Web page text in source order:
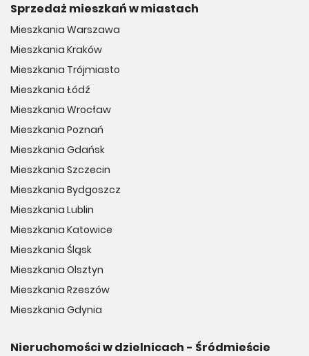
Sprzedaż mieszkań w miastach
Mieszkania Warszawa
Mieszkania Kraków
Mieszkania Trójmiasto
Mieszkania Łódź
Mieszkania Wrocław
Mieszkania Poznań
Mieszkania Gdańsk
Mieszkania Szczecin
Mieszkania Bydgoszcz
Mieszkania Lublin
Mieszkania Katowice
Mieszkania Śląsk
Mieszkania Olsztyn
Mieszkania Rzeszów
Mieszkania Gdynia
Nieruchomości w dzielnicach - Śródmieście